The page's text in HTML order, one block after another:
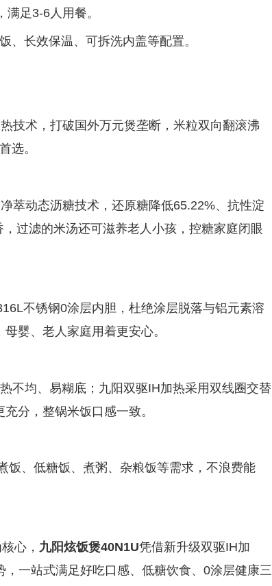
足3-6人用餐。
、长效保温、可拆洗内盖等配置。
热技术，打破国外万元煲垄断，米粒双向翻滚沸
选。
萃动态沥糖技术，还原糖降低65.22%、抗性淀
过滤的米汤还可滋养老人小孩，控糖家庭闭眼
不锈钢0涂层内胆，杜绝涂层脱落与铝元素溶
婴、老人家庭用着更安心。
不均、易糊底；九阳双驱IH加热采用双线圈交替
分，整锅米饭口感一致。
饭、低糖饭、煮粥、杂粮饭等需求，不浪费能
心， 九阳炫饭煲40N1U凭借新升级双驱IH加
一站式满足好吃口感、低糖饮食、0涂层健康三